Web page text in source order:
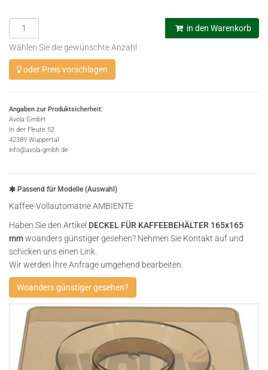
in den Warenkorb
Wählen Sie die gewünschte Anzahl
oder Preis vorschlagen
Angaben zur Produktsicherheit:
Avola GmbH
In der Fleute 52
42389 Wuppertal
info@avola-gmbh.de
Passend für Modelle (Auswahl)
Kaffee-Vollautomatne AMBIENTE
Haben Sie den Artikel DECKEL FÜR KAFFEEBEHÄLTER 165x165
mmwoanders günstiger gesehen? Nehmen Sie Kontakt auf und
schicken uns einen Link.
Wir werden Ihre Anfrage umgehend bearbeiten.
Woanders günstiger gesehen?